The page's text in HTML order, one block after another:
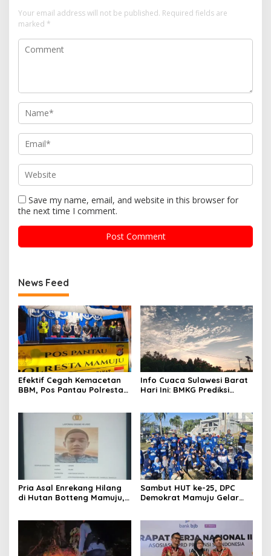
Your email address will not be published. Required fields are
marked *
Save my name, email, and website in this browser for
the next time I comment.
News Feed
Efektif Cegah Kemacetan
BBM, Pos Pantau Polresta
Info Cuaca Sulawesi Barat
Hari Ini: BMKG Prediksi
Pria Asal Enrekang Hilang
di Hutan Botteng Mamuju,
Sambut HUT ke-25, DPC
Demokrat Mamuju Gelar